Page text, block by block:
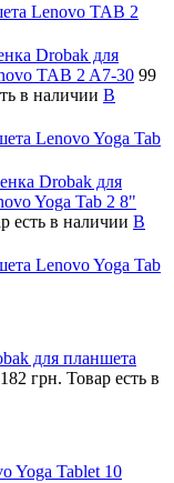
Lenovo TAB 2
Drobak для
TAB 2 A7-30 99
в наличии В
Lenovo Yoga Tab
Drobak для
Yoga Tab 2 8"
есть в наличии В
Lenovo Yoga Tab
для планшета
182 грн. Товар есть в
Yoga Tablet 10